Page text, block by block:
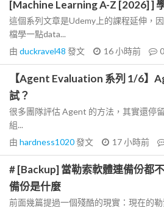
[Machine Learning A-Z [2026] ]
這個系列文章是Udemy上的課程延伸，
檔學一點data...
由 duckravel48 發文 16 小時前 0
【Agent Evaluation 系列 1/6】
試？
很多團隊評估 Agent 的方法，其實還停
組...
由 hardness1020發文 17 小時前
# [Backup] 當勒索軟體連備份都
備份是什麼
前面幾篇提過一個殘酷的現實：現在的